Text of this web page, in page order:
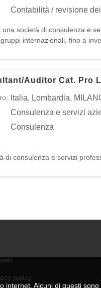
internet. Alcuni di questi
Contabilità / revisione
una società di consulenza e
internazionali, fino a
la nostra azienda offre
Auditor Cat. Pro
Italia, Lombardia,
Consulenza e servizi
Consulenza
di consulenza e servizi
policy